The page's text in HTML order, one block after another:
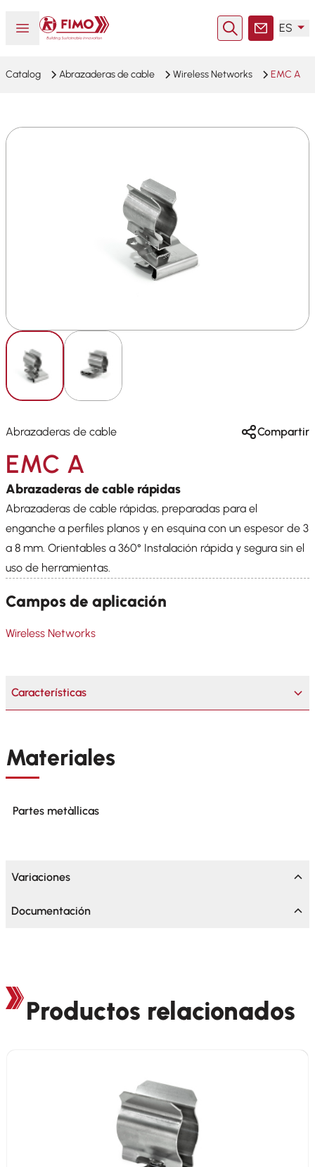
Abrir o cerrar el menú
Volver a la página principal
Buscar enContacto
ES
Catalog Abrazaderas de cable Wireless Networks EMC A
Abrazaderas de cable Compartir
EMC A
Abrazaderas de cable rápidas
Abrazaderas de cable rápidas, preparadas para el
enganche a perfiles planos y en esquina con un espesor de 3
a 8 mm. Orientables a 360° Instalación rápida y segura sin el
uso de herramientas.
Campos de aplicación
Wireless Networks
Características
Materiales
Partes metàllicas
Variaciones
Documentación
Productos relacionados